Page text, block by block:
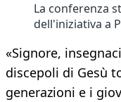
La conferenza
dell'iniziativa a
«Signore,
discepoli di Gesù
generazioni e i